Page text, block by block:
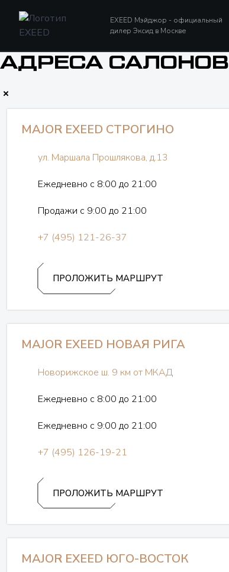
EXEED Мэйджор - официальный
дилер Эксид в Москве
АДРЕСА САЛОНОВ
MAJOR EXEED СТРОГИНО
ул. Маршала Прошлякова, д.13
Ежедневно с 8:00 до 21:00
Продажи с 9:00 до 21:00
+7 (495) 121-26-37
ПРОЛОЖИТЬ МАРШРУТ
MAJOR EXEED НОВАЯ РИГА
Новорижское ш. 9 км от МКАД
Ежедневно с 8:00 до 21:00
Ежедневно с 9:00 до 21:00
+7 (495) 126-19-21
ПРОЛОЖИТЬ МАРШРУТ
MAJOR EXEED ЮГО-ВОСТОК